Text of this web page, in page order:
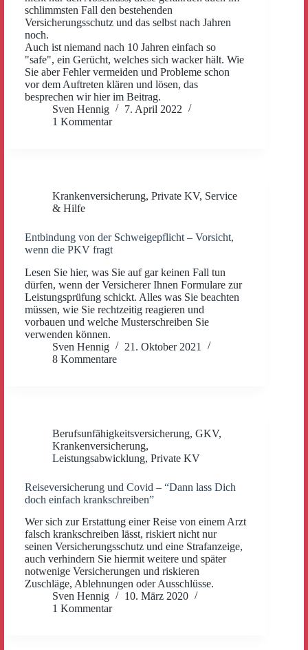
schlimmsten Fall den bestehenden
Versicherungsschutz und das selbst nach Jahren
noch.
Auch ist niemand nach 10 Jahren einfach so
"safe", ein Gerücht, welches sich wacker hält. Wie
Sie aber Fehler vermeiden und Probleme schon
vor dem Auftreten klären und lösen, das
besprechen wir hier im Beitrag.
Sven Hennig
7. April 2022
1 Kommentar
Krankenversicherung, Private KV, Service
& Hilfe
Entbindung von der Schweigepflicht – Vorsicht,
wenn die PKV fragt
Lesen Sie hier, was Sie auf gar keinen Fall tun
dürfen, wenn der Versicherer Ihnen Formulare zur
Leistungsprüfung schickt. Alles was Sie beachten
müssen, wie Sie rechtzeitig reagieren und
vorbauen und welche Musterschreiben Sie
verwenden können.
Sven Hennig
21. Oktober 2021
8 Kommentare
Berufsunfähigkeitsversicherung, GKV,
Krankenversicherung,
Leistungsabwicklung, Private KV
Reiseversicherung und Covid – “Dann lass Dich
doch einfach krankschreiben”
Wer sich zur Erstattung einer Reise von einem Arzt
falsch krankschreiben lässt, riskiert nicht nur
seinen Versicherungsschutz und eine Strafanzeige,
auch verhindern Sie hiermit weitere und später
notwenige Versicherungen und riskieren
Zuschläge, Ablehnungen oder Ausschlüsse.
Sven Hennig
10. März 2020
1 Kommentar